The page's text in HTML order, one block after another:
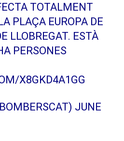
TOTALMENT
PLAÇA EUROPA DE
LLOBREGAT. ESTÀ
PERSONES
X8GKD4A1GG
JUNE